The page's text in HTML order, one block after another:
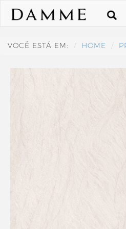
VOCÊ ESTÁ EM: HOME